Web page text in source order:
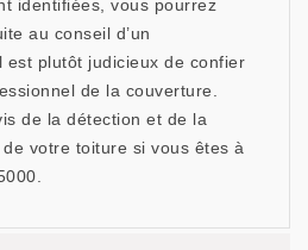
identifiées, vous pourrez
au conseil d’un
est plutôt judicieux de confier
de la couverture.
de la détection et de la
votre toiture si vous êtes à